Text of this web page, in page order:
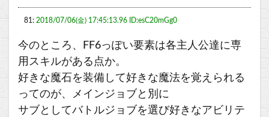
81: 2018/07/06(金) 17:45:13.96 ID:esC20mGg0
今のところ、FF6っぽい要素は各主人公達に専
用スキルがある点か。
好きな魔石を装備して好きな魔法を覚えられる
ってのが、メインジョブと別に
サブとしてバトルジョブを選び好きなアビリテ